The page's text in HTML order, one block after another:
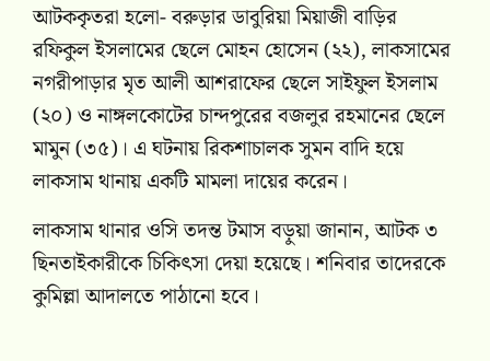
আটককৃতরা হলো- বরুড়ার ডাবুরিয়া মিয়াজী বাড়ির
রফিকুল ইসলামের ছেলে মোহন হোসেন (২২),লাকসামের
নগরীপাড়ার মৃত আলী আশরাফের ছেলে সাইফুল ইসলাম
(২০) ও নাঙ্গলকোটের চান্দপুরের বজলুর রহমানের ছেলে
মামুন (৩৫)। এ ঘটনায় রিকশাচালক সুমন বাদি হয়ে
লাকসাম থানায় একটি মামলা দায়ের করেন।
লাকসাম থানার ওসি তদন্ত টমাস বড়ুয়া জানান,আটক ৩
ছিনতাইকারীকে চিকিৎসা দেয়া হয়েছে। শনিবার তাদেরকে
কুমিল্লা আদালতে পাঠানো হবে।